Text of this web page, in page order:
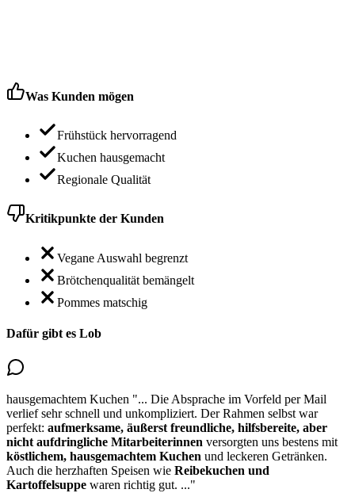
Was Kunden mögen
Frühstück hervorragend
Kuchen hausgemacht
Regionale Qualität
Kritikpunkte der Kunden
Vegane Auswahl begrenzt
Brötchenqualität bemängelt
Pommes matschig
Dafür gibt es Lob
hausgemachtem Kuchen "... Die Absprache im Vorfeld per Mail
verlief sehr schnell und unkompliziert. Der Rahmen selbst war
perfekt: aufmerksame, äußerst freundliche, hilfsbereite, aber
nicht aufdringliche Mitarbeiterinnen versorgten uns bestens mit
köstlichem, hausgemachtem Kuchen und leckeren Getränken.
Auch die herzhaften Speisen wie Reibekuchen und
Kartoffelsuppe waren richtig gut. ..."